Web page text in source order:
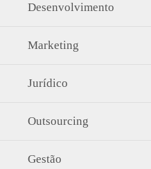
Desenvolvimento
Marketing
Jurídico
Outsourcing
Gestão